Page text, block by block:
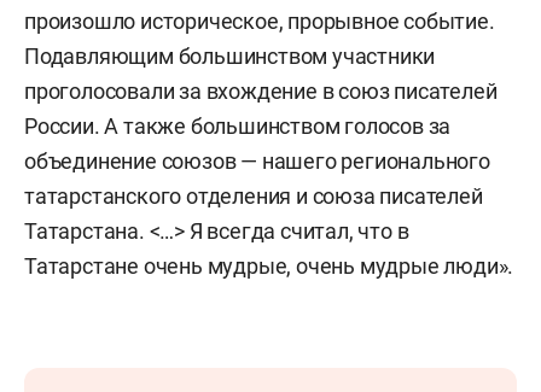
произошло историческое, прорывное событие.
Подавляющим большинством участники
проголосовали за вхождение в союз писателей
России. А также большинством голосов за
объединение союзов — нашего регионального
татарстанского отделения и союза писателей
Татарстана. <…> Я всегда считал, что в
Татарстане очень мудрые, очень мудрые люди».